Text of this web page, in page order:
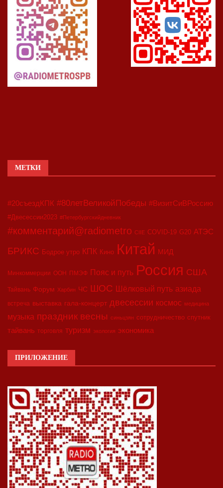
МЕТКИ
#20съездКПК #80летВеликойПобеды #ВизитСиВРоссию
#Двесессии2023 #Петербургскийдневник
#комментарий@radiometro CIIE COVID-19 G20 АТЭС
БРИКС Бодрое утро КПК Кино Китай МИД
Минкоммерции ООН ПМЭФ Пояс и путь Россия США
Тайвань Форум Харбин ЧС ШОС Шёлковый путь азиада
встреча выставка гала-концерт двесессии космос медицина
музыка праздник весны синьцзян сотрудничество спутник
тайвань торговля туризм экология экономика
ПРИЛОЖЕНИЕ